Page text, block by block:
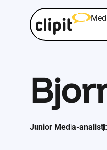
Junior Media-analist
Ik probeer met mijn
opdrachtgevers zo
helpen waar ik het
mogelijk om zo het